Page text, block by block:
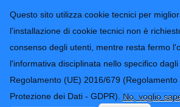
Questo sito utilizza cookie tecnici per
l'installazione di cookie tecnici non è
consenso degli utenti, mentre resta fermo
l'informativa disciplinata nello specifico
Regolamento (UE) 2016/679
Protezione dei Dati - GDPR). No, voglio
Provincia di
Imperia
Form di ricerca
GEOM. GRAZIA